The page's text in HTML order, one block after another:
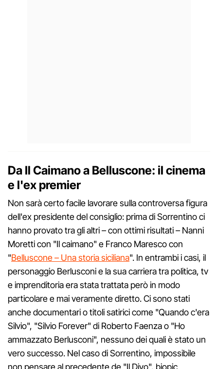
Da Il Caimano a Belluscone: il cinema
e l'ex premier
Non sarà certo facile lavorare sulla controversa figura
dell'ex presidente del consiglio: prima di Sorrentino ci
hanno provato tra gli altri – con ottimi risultati – Nanni
Moretti con "Il caimano" e Franco Maresco con
"Belluscone – Una storia siciliana". In entrambi i casi, il
personaggio Berlusconi e la sua carriera tra politica, tv
e imprenditoria era stata trattata però in modo
particolare e mai veramente diretto. Ci sono stati
anche documentari o titoli satirici come "Quando c'era
Silvio", "Silvio Forever" di Roberto Faenza o "Ho
ammazzato Berlusconi", nessuno dei quali è stato un
vero successo. Nel caso di Sorrentino, impossibile
non pensare al precedente de "Il Divo", biopic